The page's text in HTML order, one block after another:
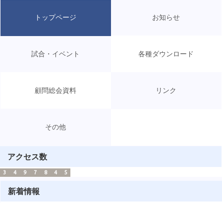
トップページ お知らせ
試合・イベント 各種ダウンロード
顧問総会資料 リンク
その他
アクセス数
3 4 9 7 8 4 5
新着情報